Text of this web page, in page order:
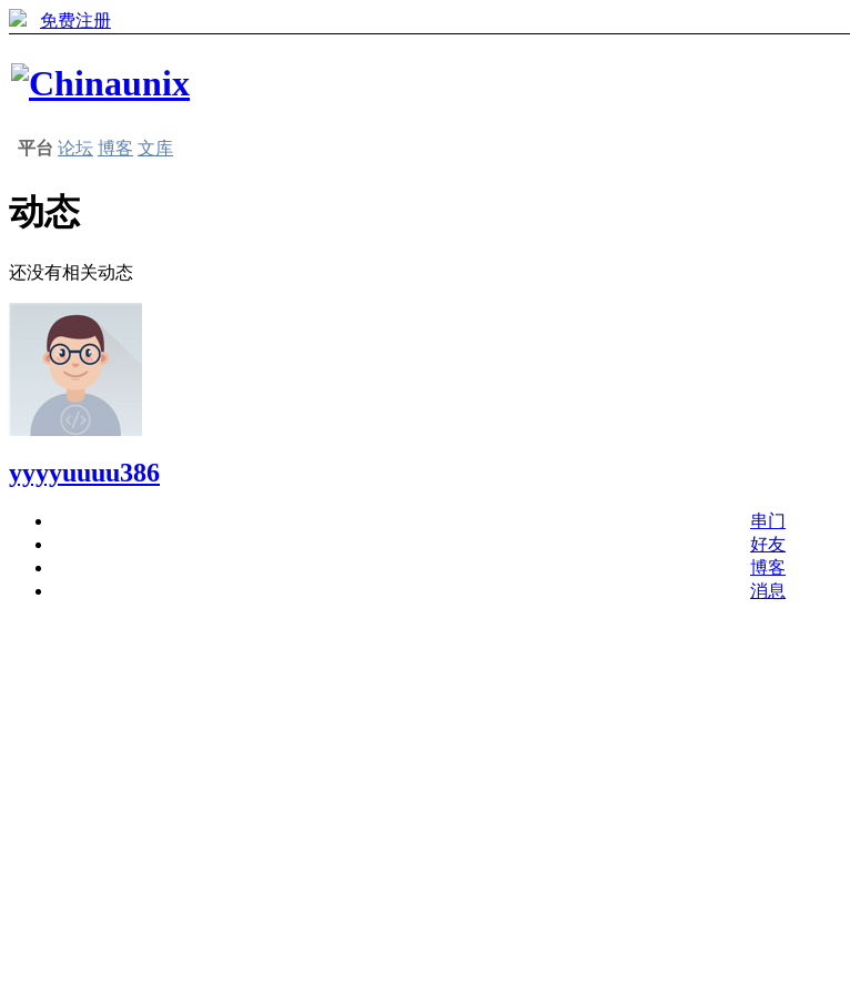
免费注册
平台 论坛 博客 文库
动态
还没有相关动态
yyyyuuuu386
串门
好友
博客
消息